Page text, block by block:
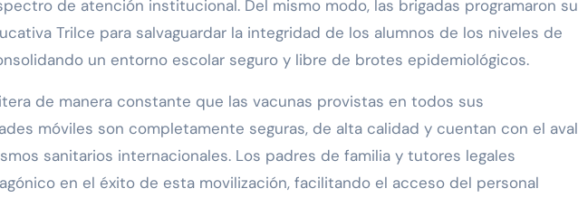
de atención institucional. Del mismo modo, las brigadas programaron su
Trilce para salvaguardar la integridad de los alumnos de los niveles de
un entorno escolar seguro y libre de brotes epidemiológicos.
de manera constante que las vacunas provistas en todos sus
móviles son completamente seguras, de alta calidad y cuentan con el aval
sanitarios internacionales. Los padres de familia y tutores legales
en el éxito de esta movilización, facilitando el acceso del personal